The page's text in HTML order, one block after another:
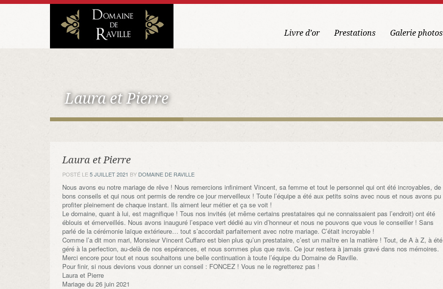
Livre d’or Prestations Galerie photos
Laura et Pierre
Laura et Pierre
POSTÉ LE5 JUILLET 2021 BY DOMAINE DE RAVILLE
Nous avons eu notre mariage de rêve ! Nous remercions infiniment Vincent, sa femme et tout le personnel qui ont été incroyables, de
bons conseils et qui nous ont permis de rendre ce jour merveilleux ! Toute l’équipe a été aux petits soins avec nous et nous avons pu
profiter pleinement de chaque instant. Ils aiment leur métier et ça se voit !
Le domaine, quant à lui, est magnifique ! Tous nos invités (et même certains prestataires qui ne connaissaient pas l’endroit) ont été
éblouis et émerveillés. Nous avons inauguré l’espace vert dédié au vin d’honneur et nous ne pouvons que vous le conseiller ! Sans
parlé de la cérémonie laïque extérieure… tout s’accordait parfaitement avec notre mariage. C’était incroyable !
Comme l’a dit mon mari, Monsieur Vincent Cuffaro est bien plus qu’un prestataire, c’est un maître en la matière ! Tout, de A à Z, à été
géré à la perfection, au-delà de nos espérances, et nous sommes plus que ravis. Ce jour restera à jamais gravé dans nos mémoires.
Merci encore pour tout et nous souhaitons une belle continuation à toute l’équipe du Domaine de Raville.
Pour finir, si nous devions vous donner un conseil : FONCEZ ! Vous ne le regretterez pas !
Laura et Pierre
Mariage du 26 juin 2021